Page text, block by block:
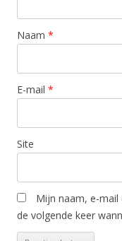
Naam *
E-mail *
Site
Mijn naam, e-
de volgende keer